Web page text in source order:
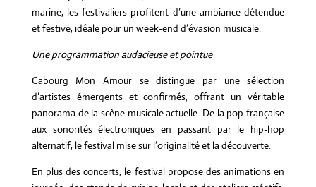
marine, les festivaliers profitent d’une ambiance détendue
et festive, idéale pour un week-end d’évasion musicale.
Une programmation audacieuse et pointue
Cabourg Mon Amour se distingue par une sélection
d’artistes émergents et confirmés, offrant un véritable
panorama de la scène musicale actuelle. De la pop française
aux sonorités électroniques en passant par le hip-hop
alternatif, le festival mise sur l’originalité et la découverte.
En plus des concerts, le festival propose des animations en